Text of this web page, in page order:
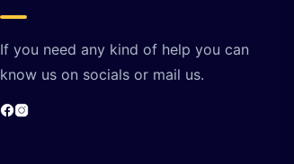
If you need any kind of help you can
know us on socials or mail us.